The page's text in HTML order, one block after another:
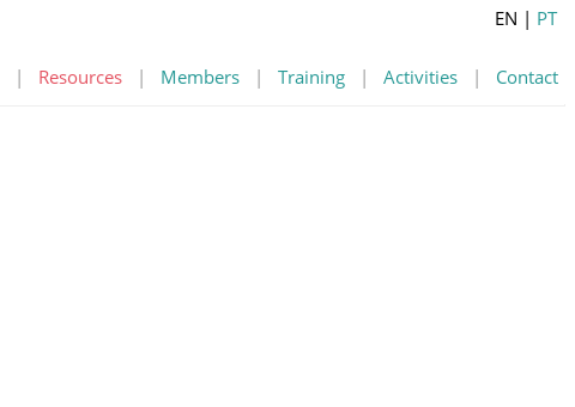
| Resources | Members | Training | Activities | Contact
EN | PT